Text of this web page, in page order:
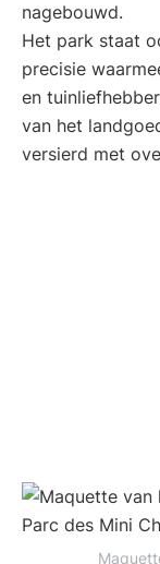
nagebouwd.
Het park staat
precisie
en
van het
versierd met